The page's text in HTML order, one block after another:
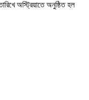
অস্ট্রিয়াতে অনুষ্ঠিত হল